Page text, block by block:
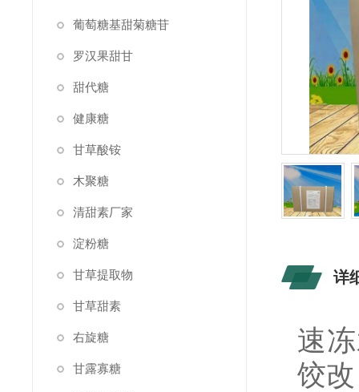
葡萄糖基甜菊糖苷
罗汉果甜甘
甜代糖
健康糖
甘草酸铵
木聚糖
清甜素厂家
淀粉糖
甘草提取物
甘草甜素
右旋糖
甘露寡糖
详
速
饺